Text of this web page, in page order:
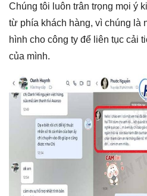
Chúng tôi luôn trân trọng mọi ý
từ phía khách hàng, vì chúng là
hình cho công ty để liên tục cải
của mình.